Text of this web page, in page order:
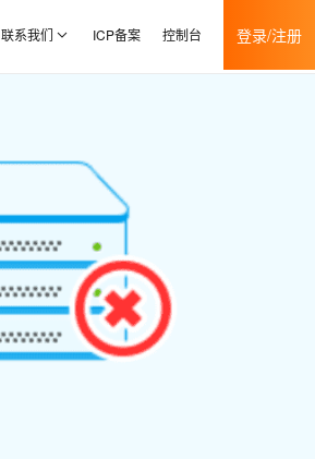
联系我们 ICP备案 控制台 登录/注册